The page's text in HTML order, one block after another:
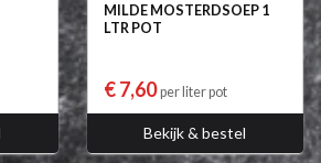
MILDE MOSTERDSOEP 1
LTR POT
€ 7,60per liter pot
Bekijk & bestel